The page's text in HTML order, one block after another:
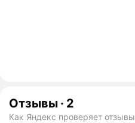
Отзывы · 2
Как Яндекс проверяет отзывы